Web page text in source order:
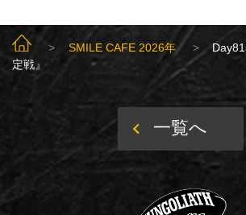
SUNGOLIATH TOP
SMILE CAFE 2026年
定戦』
一覧へ